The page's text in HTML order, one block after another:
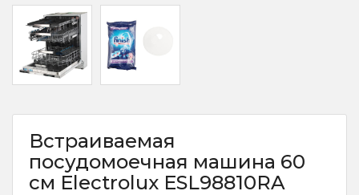
Встраиваемая
посудомоечная машина 60
см Electrolux ESL98810RA